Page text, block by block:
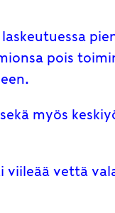
pois
myös
vettä